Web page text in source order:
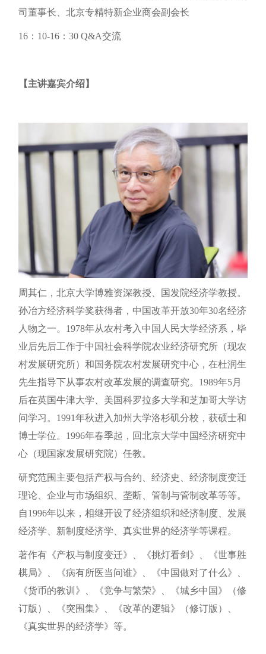
司董事长、北京专精特新企业商会副会长
16：10-16：30 Q&A交流
【主讲嘉宾介绍】
周其仁，北京大学博雅资深教授、国发院经济学教授。
孙冶方经济科学奖获得者，中国改革开放30年30名经济
人物之一。1978年从农村考入中国人民大学经济系，毕
业后先后工作于中国社会科学院农业经济研究所（现农
村发展研究所）和国务院农村发展研究中心，在杜润生
先生指导下从事农村改革发展的调查研究。1989年5月
后在英国牛津大学、美国科罗拉多大学和芝加哥大学访
问学习。1991年秋进入加州大学洛杉矶分校，获硕士和
博士学位。1996年春季起，回北京大学中国经济研究中
心（现国家发展研究院）任教。
研究范围主要包括产权与合约、经济史、经济制度变迁
理论、企业与市场组织、垄断、管制与管制改革等等。
自1996年以来，相继开设了经济组织和经济制度、发展
经济学、新制度经济学、真实世界的经济学等课程。
著作有《产权与制度变迁》、《挑灯看剑》、《世事胜
棋局》、《病有所医当问谁》、《中国做对了什么》、
《货币的教训》、《竞争与繁荣》、《城乡中国》（修
订版）、《突围集》、《改革的逻辑》（修订版）、
《真实世界的经济学》等。